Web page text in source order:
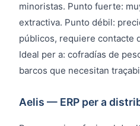
minoristas. Punto fuerte:
extractiva. Punto débil:
públicos, requiere contacte
Ideal per a: cofradías de
barcos que necesitan
Aelis — ERP per a